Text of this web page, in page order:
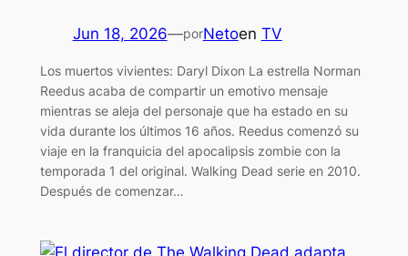
Jun 18, 2026—porNetoen TV
Los muertos vivientes: Daryl Dixon La estrella Norman
Reedus acaba de compartir un emotivo mensaje
mientras se aleja del personaje que ha estado en su
vida durante los últimos 16 años. Reedus comenzó su
viaje en la franquicia del apocalipsis zombie con la
temporada 1 del original. Walking Dead serie en 2010.
Después de comenzar…